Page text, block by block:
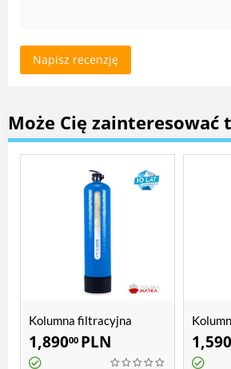
Napisz recenzję
Może Cię zainteresować
Kolumna filtracyjna
Ecoperla Sedimentower L
1,89000 PLN 1,590